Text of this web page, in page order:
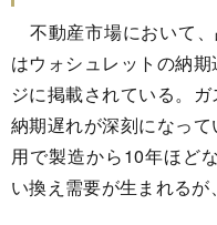
不動産市場において
はウォシュレットの納
ジに掲載されている。
納期遅れが深刻になっ
用で製造から10年ほど
い換え需要が生まれるが